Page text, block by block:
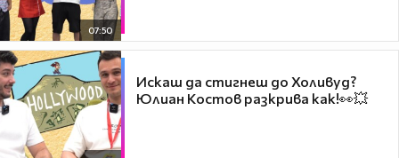
07:50
Искаш да стигнеш до Холивуд?
Юлиан Костов разкрива как!👀💥